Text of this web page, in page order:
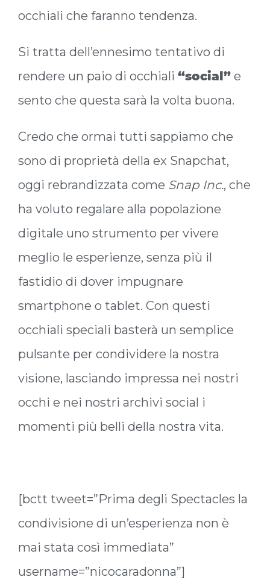
occhiali che faranno tendenza.
Si tratta dell’ennesimo tentativo di
rendere un paio di occhiali “social” e
sento che questa sarà la volta buona.
Credo che ormai tutti sappiamo che
sono di proprietà della ex Snapchat,
oggi rebrandizzata come Snap Inc., che
ha voluto regalare alla popolazione
digitale uno strumento per vivere
meglio le esperienze, senza più il
fastidio di dover impugnare
smartphone o tablet. Con questi
occhiali speciali basterà un semplice
pulsante per condividere la nostra
visione, lasciando impressa nei nostri
occhi e nei nostri archivi social i
momenti più belli della nostra vita.
[bctt tweet=”Prima degli Spectacles la
condivisione di un’esperienza non è
mai stata così immediata”
username=”nicocaradonna”]